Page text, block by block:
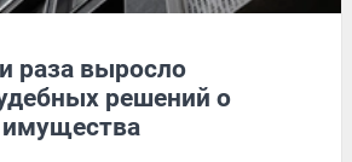
раза выросло
решений о